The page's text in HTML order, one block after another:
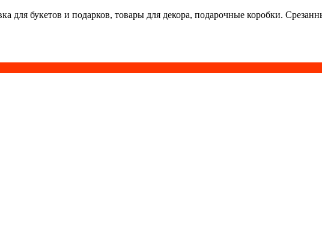
для букетов и подарков, товары для декора, подарочные коробки.